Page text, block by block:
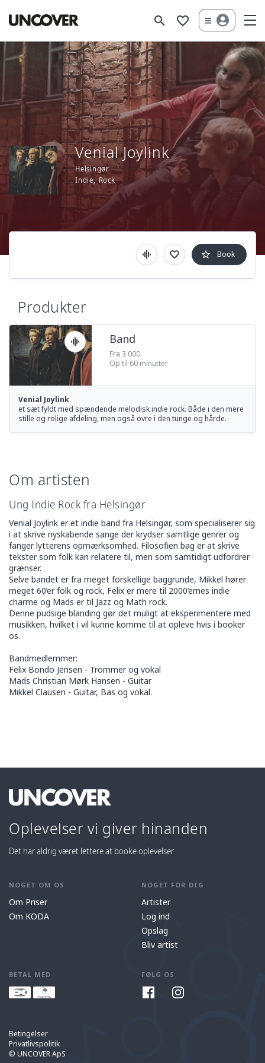
search favorite_border
Venial Joylink
Helsingør
Indie Rock
star_border Book
Produkter
Band
Fra 3.000
Op til 60 minutter
Venial Joylink
et sæt fyldt med spændende melodisk indie rock. Både i den mere
stille og rolige afdeling, men også ovre i den tunge og hårde.
Om artisten
Ung Indie Rock fra Helsingør
Venial Joylink er et indie band fra Helsingør, som specialiserer sig
i at skrive nyskabende sange der krydser samtlige genrer og
fanger lytterens opmærksomhed. Filosofien bag er at skrive
tekster som folk kan relatere til, men som samtidigt udfordrer
grænser.
Selve bandet er fra meget forskellige baggrunde, Mikkel hører
meget 60’er folk og rock, Felix er mere til 2000’ernes indie
charme og Mads er til Jazz og Math rock.
Denne pudsige blanding gør det muligt at eksperimentere med
musikken, hvilket i vil kunne komme til at opleve hvis i booker
os.
Bandmedlemmer:
Felix Bondo Jensen - Trommer og vokal
Mads Christian Mørk Hansen - Guitar
Mikkel Clausen - Guitar, Bas og vokal.
Oplevelser vi giver hinanden
Det har aldrig været lettere at booke oplevelser
NOGET OM OS
Om Priser
Om KODA
NOGET FOR DIG
Artister
Log ind
Opslag
Bliv artist
BETAL MED FØLG OS
Betingelser
Privatlivspolitik
© UNCOVER ApS